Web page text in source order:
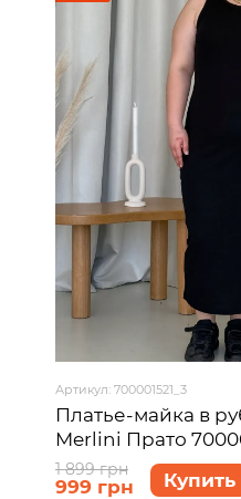
Артикул: 700001521_3
Платье-майка в
Merlini Прато
3XL
1 899 грн
999 грн Купить